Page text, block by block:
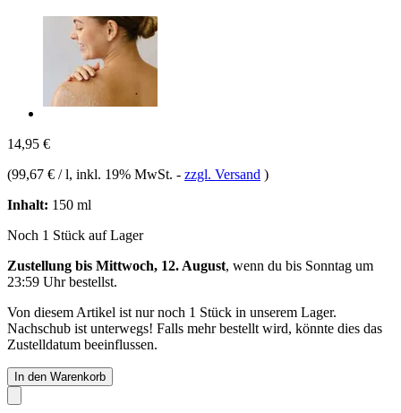
14,95 €
(99,67 € / l, inkl. 19% MwSt. - zzgl. Versand )
Inhalt: 150 ml
Noch 1 Stück auf Lager
Zustellung bis Mittwoch, 12. August, wenn du bis Sonntag um
23:59 Uhrbestellst.
Von diesem Artikel ist nur noch 1 Stück in unserem Lager.
Nachschub ist unterwegs! Falls mehr bestellt wird, könnte dies das
Zustelldatum beeinflussen.
In den Warenkorb